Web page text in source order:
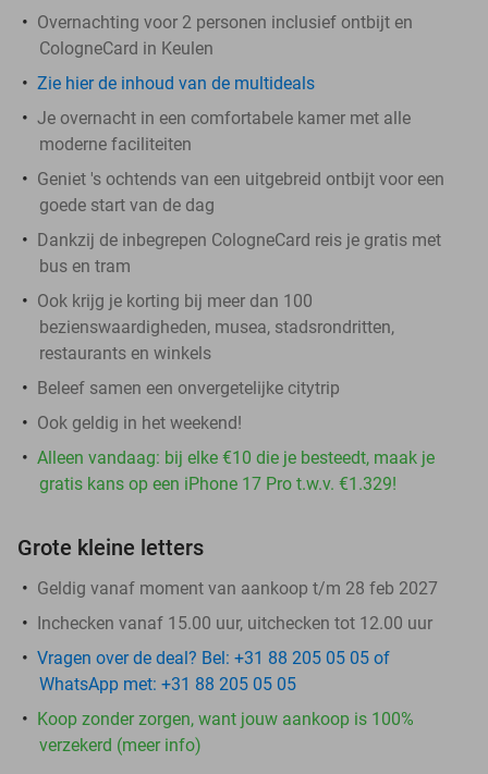
Overnachting voor 2 personen inclusief ontbijt en
CologneCard in Keulen
Zie hier de inhoud van de multideals
Je overnacht in een comfortabele kamer met alle
moderne faciliteiten
Geniet 's ochtends van een uitgebreid ontbijt voor een
goede start van de dag
Dankzij de inbegrepen CologneCard reis je gratis met
bus en tram
Ook krijg je korting bij meer dan 100
bezienswaardigheden, musea, stadsrondritten,
restaurants en winkels
Beleef samen een onvergetelijke citytrip
Ook geldig in het weekend!
Alleen vandaag: bij elke €10 die je besteedt, maak je
gratis kans op een iPhone 17 Pro t.w.v. €1.329!
Grote kleine letters
Geldig vanaf moment van aankoop t/m 28 feb 2027
Inchecken vanaf 15.00 uur, uitchecken tot 12.00 uur
Vragen over de deal? Bel: +31 88 205 05 05 of
WhatsApp met: +31 88 205 05 05
Koop zonder zorgen, want jouw aankoop is 100%
verzekerd (meer info)